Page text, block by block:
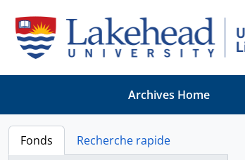
Archives Home
Fonds
Recherche rapide